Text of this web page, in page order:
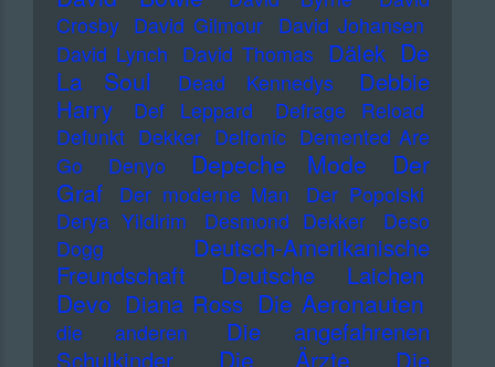
Crosby David Gilmour David Johansen
David Lynch David Thomas Dälek De
La Soul
Dead Kennedys
Debbie
Harry
Def Leppard
Defrage Reload
Defunkt Dekker Delfonic Demented Are
Go
Denyo Depeche Mode
Der
Graf
Der moderne Man
Der Popolski
Derya Yildirim
Desmond Dekker
Deso
Dogg
Deutsch-Amerikanische
Freundschaft
Deutsche Laichen
Devo Diana Ross Die Aeronauten
die anderen
Die angefahrenen
Schulkinder
Die Ärzte
Die